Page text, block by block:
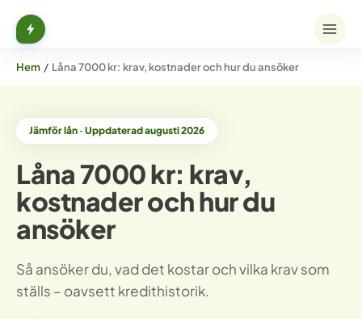
Hem / Låna 7000 kr: krav, kostnader och hur du ansöker
Jämför lån · Uppdaterad augusti 2026
Låna 7000 kr: krav,
kostnader och hur du
ansöker
Så ansöker du, vad det kostar och vilka krav som
ställs – oavsett kredithistorik.